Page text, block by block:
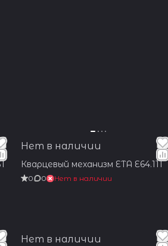
Нет в наличии
Кварцевый механизм ETA E64.111
0 0 Нет в наличии
Нет в наличии